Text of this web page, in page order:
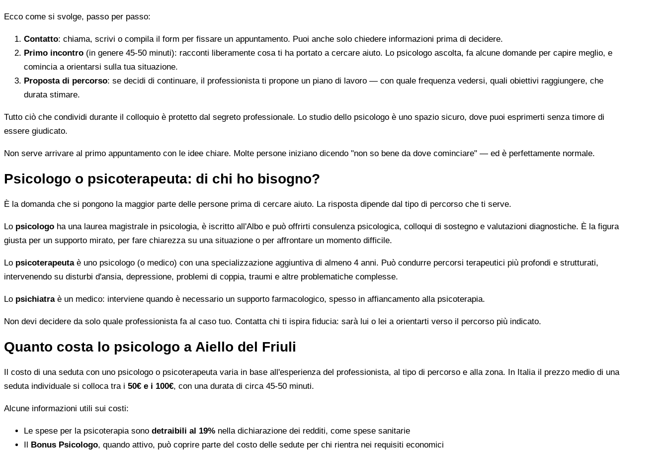
Ecco come si svolge, passo per passo:
Contatto: chiama, scrivi o compila il form per fissare un appuntamento. Puoi anche solo chiedere informazioni prima di decidere.
Primo incontro (in genere 45-50 minuti): racconti liberamente cosa ti ha portato a cercare aiuto. Lo psicologo ascolta, fa alcune domande per capire meglio, e
comincia a orientarsi sulla tua situazione.
Proposta di percorso: se decidi di continuare, il professionista ti propone un piano di lavoro — con quale frequenza vedersi, quali obiettivi raggiungere, che
durata stimare.
Tutto ciò che condividi durante il colloquio è protetto dal segreto professionale. Lo studio dello psicologo è uno spazio sicuro, dove puoi esprimerti senza timore di
essere giudicato.
Non serve arrivare al primo appuntamento con le idee chiare. Molte persone iniziano dicendo "non so bene da dove cominciare" — ed è perfettamente normale.
Psicologo o psicoterapeuta: di chi ho bisogno?
È la domanda che si pongono la maggior parte delle persone prima di cercare aiuto. La risposta dipende dal tipo di percorso che ti serve.
Lo psicologo ha una laurea magistrale in psicologia, è iscritto all'Albo e può offrirti consulenza psicologica, colloqui di sostegno e valutazioni diagnostiche. È la figura
giusta per un supporto mirato, per fare chiarezza su una situazione o per affrontare un momento difficile.
Lo psicoterapeutaè uno psicologo (o medico) con una specializzazione aggiuntiva di almeno 4 anni. Può condurre percorsi terapeutici più profondi e strutturati,
intervenendo su disturbi d'ansia, depressione, problemi di coppia, traumi e altre problematiche complesse.
Lo psichiatraè un medico: interviene quando è necessario un supporto farmacologico, spesso in affiancamento alla psicoterapia.
Non devi decidere da solo quale professionista fa al caso tuo. Contatta chi ti ispira fiducia: sarà lui o lei a orientarti verso il percorso più indicato.
Quanto costa lo psicologo a Aiello del Friuli
Il costo di una seduta con uno psicologo o psicoterapeuta varia in base all'esperienza del professionista, al tipo di percorso e alla zona. In Italia il prezzo medio di una
seduta individuale si colloca tra i 50€ e i 100€, con una durata di circa 45-50 minuti.
Alcune informazioni utili sui costi:
Le spese per la psicoterapia sono detraibili al 19% nella dichiarazione dei redditi, come spese sanitarie
Il Bonus Psicologo, quando attivo, può coprire parte del costo delle sedute per chi rientra nei requisiti economici